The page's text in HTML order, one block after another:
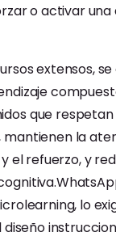
o activar una
extensos,
que
la
el refuerzo, y
lo
diseño